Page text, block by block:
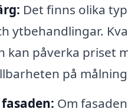
Det finns olika
ytbehandlingar.
kan påverka priset
på
Om